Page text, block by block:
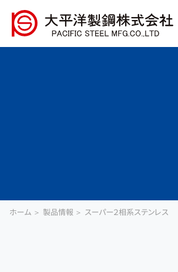
ホーム 製品情報 スーパー２相系ステンレス